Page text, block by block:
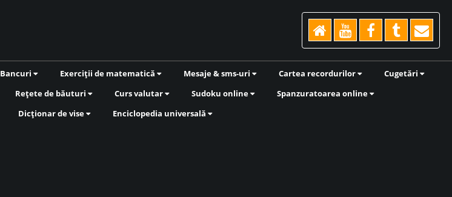
Bancuri Exerciții de matematică Mesaje & sms-uri Cartea recordurilor
Cugetări
Rețete de băuturi Curs valutar Sudoku online
Spanzuratoarea online
Dicționar de vise Enciclopedia universală